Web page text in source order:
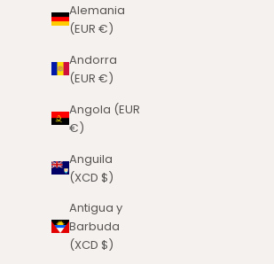
Alemania
(EUR €)
Andorra
(EUR €)
Angola (EUR
€)
Anguila
(XCD $)
Antigua y
Barbuda
(XCD $)